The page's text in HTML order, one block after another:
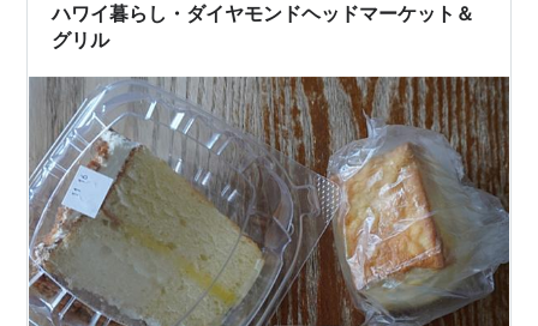
ハワイ暮らし・ダイヤモンドヘッドマーケット＆
グリル